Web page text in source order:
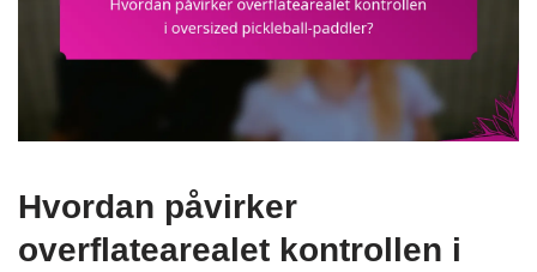
Hvordan påvirker
overflatearealet kontrollen i